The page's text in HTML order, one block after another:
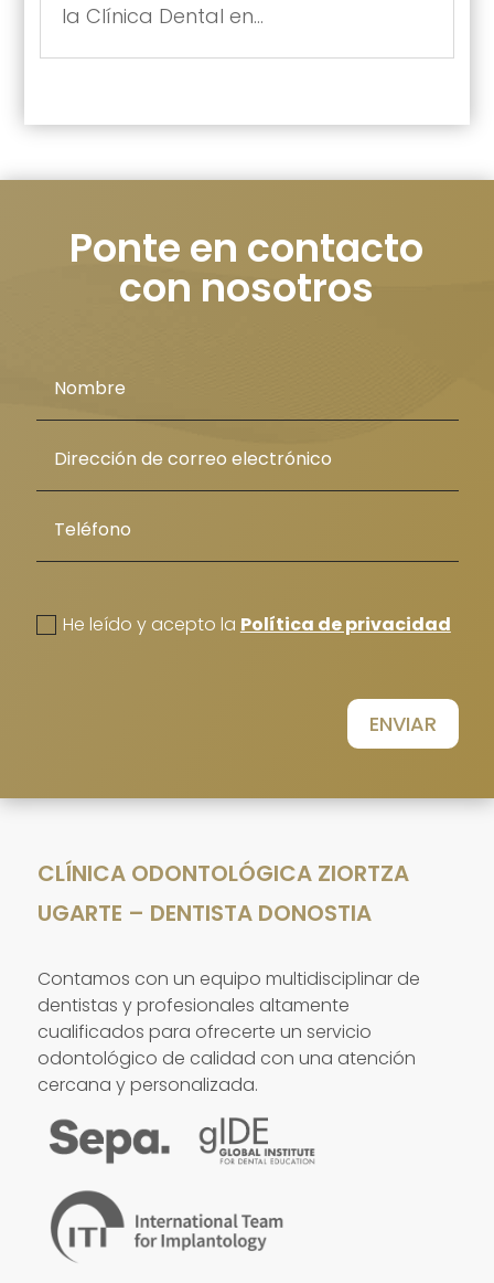
la Clínica Dental en...
Ponte en contacto
con nosotros
He leído y acepto la Política de privacidad
ENVIAR
CLÍNICA ODONTOLÓGICA ZIORTZA
UGARTE – DENTISTA DONOSTIA
Contamos con un equipo multidisciplinar de
dentistas y profesionales altamente
cualificados para ofrecerte un servicio
odontológico de calidad con una atención
cercana y personalizada.